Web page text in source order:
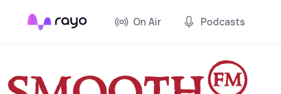
On Air Podcasts